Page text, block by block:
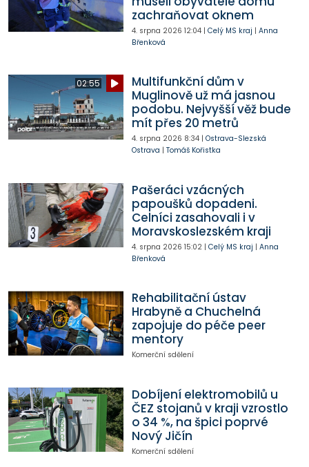
zachraňovat oknem
4. srpna 2026 12:04| Celý MS kraj | Anna
Břenková
02:55
Multifunkční dům v
Muglinově už má jasnou
podobu. Nejvyšší věž bude
mít přes 20 metrů
4. srpna 2026 8:34| Ostrava-Slezská
Ostrava | Tomáš Kořistka
Pašeráci vzácných
papoušků dopadeni.
Celníci zasahovali i v
Moravskoslezském kraji
4. srpna 2026 15:02| Celý MS kraj | Anna
Břenková
Rehabilitační ústav
Hrabyně a Chuchelná
zapojuje do péče peer
mentory
Komerční sdělení
Dobíjení elektromobilů u
ČEZ stojanů v kraji vzrostlo
o 34 %, na špici poprvé
Nový Jičín
Komerční sdělení